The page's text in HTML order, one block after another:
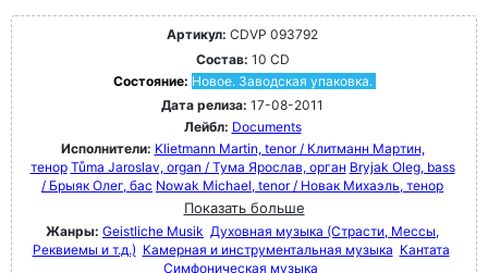
Артикул: CDVP 093792
Состав: 10 CD
Состояние: Новое. Заводская упаковка.
Дата релиза: 17-08-2011
Лейбл: Documents
Исполнители: Klietmann Martin, tenor / Клитманн Мартин,
тенор Tůma Jaroslav, organ / Тума Ярослав, орган Bryjak Oleg, bass
/ Брыяк Олег, бас Nowak Michael, tenor / Новак Михаэль, тенор
Показать больше
Жанры: Geistliche Musik Духовная музыка (Страсти, Мессы,
Реквиемы и т.д.) Камерная и инструментальная музыка Кантата
Симфоническая музыка